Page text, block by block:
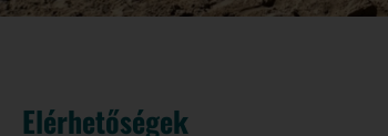
Elérhetőségek